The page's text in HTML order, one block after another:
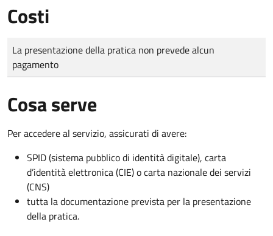
Costi
Tipo di pagamento
Importo
La presentazione della pratica non prevede alcun
pagamento
Cosa serve
Per accedere al servizio, assicurati di avere:
SPID (sistema pubblico di identità digitale), carta
d’identità elettronica (CIE) o carta nazionale dei servizi
(CNS)
tutta la documentazione prevista per la presentazione
della pratica.